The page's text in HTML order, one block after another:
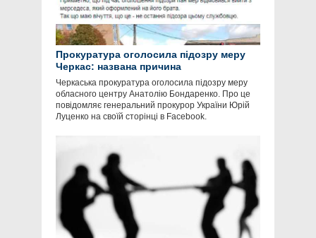
Прокуратура оголосила підозру меру
Черкас: названа причина
Черкаська прокуратура оголосила підозру меру
обласного центру Анатолію Бондаренко. Про це
повідомляє генеральний прокурор України Юрій
Луценко на своїй сторінці в Facebook.